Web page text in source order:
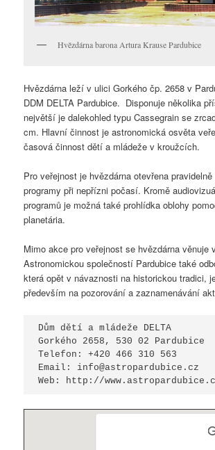
Hvězdárna barona Artura Krause Pardubice
Hvězdárna leží v ulici Gorkého čp. 2658 v
DDM DELTA Pardubice. Disponuje několika
největší je dalekohled typu Cassegrain se
cm. Hlavní činnost je astronomická osvěta
časová činnost dětí a mládeže v kroužcích.
Pro veřejnost je hvězdárna otevřena
programy při nepřízni počasí. Kromě
programů je možná také prohlídka oblohy
planetária.
Mimo akce pro veřejnost se hvězdárna věnuje
Astronomickou společností Pardubice také
která opět v návaznosti na historickou tradici,
především na pozorování a zaznamenávání
Dům dětí a mládeže DELTA
Gorkého 2658, 530 02 Pardubice
Telefon: +420 466 310 563
Email: info@astropardubice.cz
Web: http://